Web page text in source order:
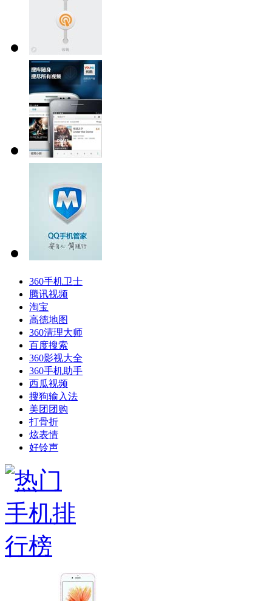
360手机卫士
腾讯视频
淘宝
高德地图
360清理大师
百度搜索
360影视大全
360手机助手
西瓜视频
搜狗输入法
美团团购
打骨折
炫表情
好铃声